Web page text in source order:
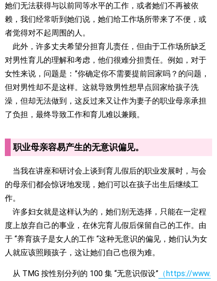
她们无法获得与以前同等水平的工作，或者她们不再被依
赖，我们经常听到她们说，她们给工作场所带来了不便，或
者觉得对不起周围的人。
此外，许多丈夫希望分担育儿责任，但由于工作场所缺乏
对男性育儿的理解和考虑，他们很难分担责任。例如，对于
女性来说，问题是：”你确定你不需要提前回家吗？的问题，
但对男性却不是这样。这就导致男性想早点回家给孩子洗
澡，但却无法做到，这反过来又让作为妻子的职业母亲承担
了负担，最终导致工作和育儿难以兼顾。
职业母亲容易产生的无意识偏见。
当我在讲座和研讨会上谈到育儿假后的职业发展时，与会
的母亲们都会惊讶地发现，她们可以在孩子出生后继续工
作。
许多妇女就是这样认为的，她们别无选择，只能在一定程
度上放弃自己的事业，在休完育儿假后保留自己的工作。由
于 “养育孩子是女人的工作 “这种无意识的偏见，她们认为女
人就应该照顾孩子，这让她们自己也很为难。
从 TMG 按性别分列的 100 集 “无意识假设” （https://www.